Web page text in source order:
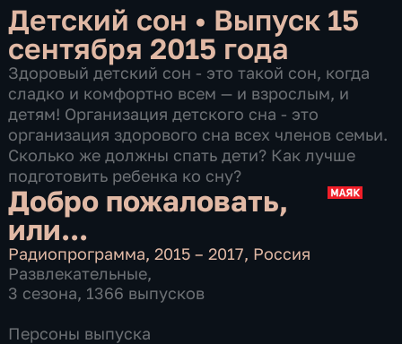
Детский сон • Выпуск 15
сентября 2015 года
Здоровый детский сон - это такой сон, когда
сладко и комфортно всем — и взрослым, и
детям! Организация детского сна - это
организация здорового сна всех членов семьи.
Сколько же должны спать дети? Как лучше
подготовить ребенка ко сну?
Добро пожаловать,
или...
Радиопрограмма,2015 – 2017, Россия
Развлекательные,
3 сезона, 1366 выпусков
Персоны выпуска